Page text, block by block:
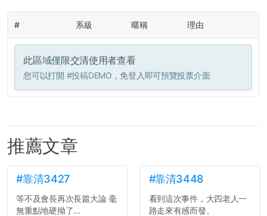
# 系級 暱稱 理由
此區域僅限交清使用者查看
您可以打開 #投稿DEMO ，免登入即可預覽投票介面
推薦文章
#靠清3427
等不及會長再次長篇大論 毫
無重點地硬拗了...
#靠清3448
看到這次事件，大四老人一
路走來有感而發。